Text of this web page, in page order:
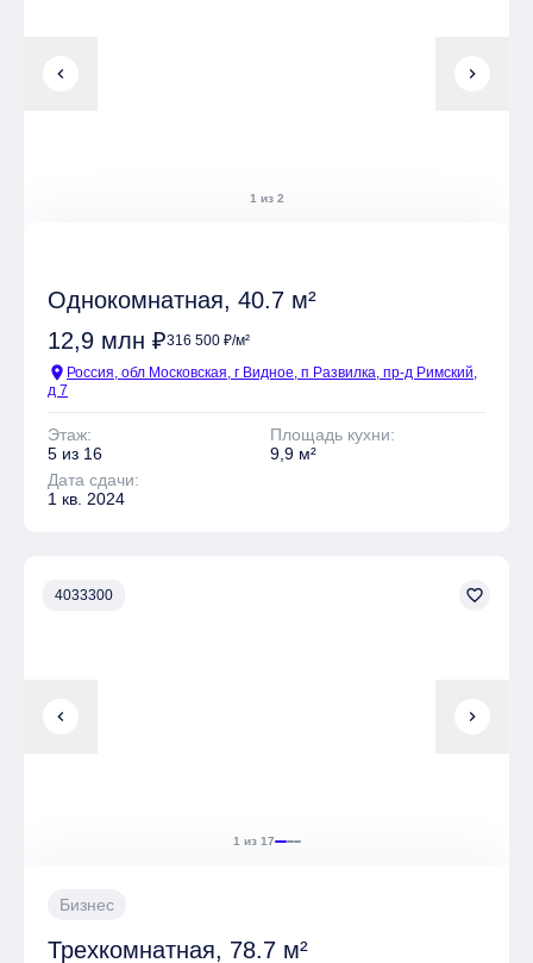
chevron_left chevron_right
1 из 2
Однокомнатная, 40.7 м²
12,9 млн ₽316 500 ₽/м²
location_on Россия, обл Московская, г Видное, п Развилка, пр-д Римский,
д 7
Этаж:
5 из 16
Площадь кухни:
9,9 м²
Дата сдачи:
1 кв. 2024
chevron_left chevron_right
1 из 17
4033300 favorite_border
Бизнес
Трехкомнатная, 78.7 м²